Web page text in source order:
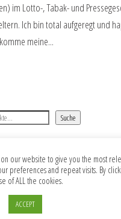
im Lotto-, Tabak- und
Ich bin total aufgeregt und
meine...
Suche
Datenschutz
2026 Jana Skora DESIGNS. Alle
our website to give you the most
preferences and repeat visits. By
of ALL the cookies.
ACCEPT